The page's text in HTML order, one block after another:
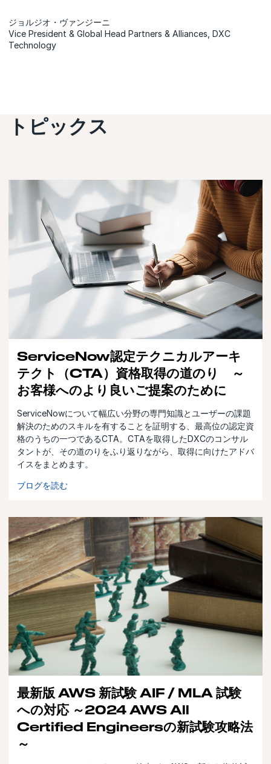
ジョルジオ・ヴァンジーニ
Vice President & Global Head Partners & Alliances, DXC
Technology
トピックス
ServiceNow認定テクニカルアーキ
テクト（CTA）資格取得の道のり ～
お客様へのより良いご提案のために
ServiceNowについて幅広い分野の専門知識とユーザーの課題
解決のためのスキルを有することを証明する、最高位の認定資
格のうちの一つであるCTA。CTAを取得したDXCのコンサル
タントが、その道のりをふり返りながら、取得に向けたアドバ
イスをまとめます。
ブログを読む
最新版 AWS 新試験 AIF / MLA 試験
への対応 ～2024 AWS All
Certified Engineersの新試験攻略法
～